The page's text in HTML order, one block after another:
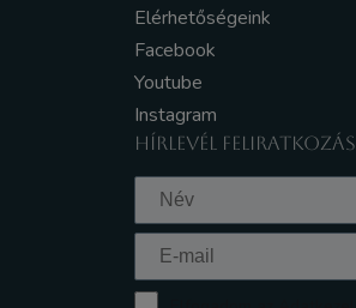
Elérhetőségeink
Facebook
Youtube
Instagram
HÍRLEVÉL FELIRATKOZÁS